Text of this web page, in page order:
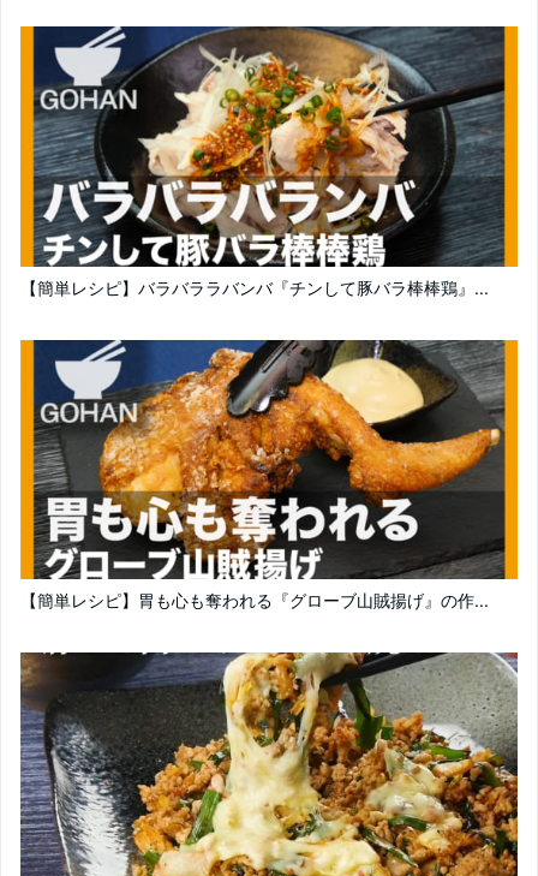
【簡単レシピ】バラバララバンバ『チンして豚バラ棒棒鶏』...
【簡単レシピ】胃も心も奪われる『グローブ山賊揚げ』の作...